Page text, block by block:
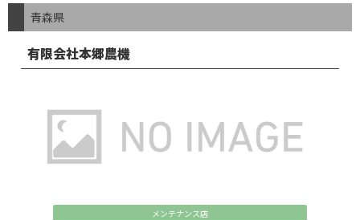
青森県
有限会社本郷農機
メンテナンス店